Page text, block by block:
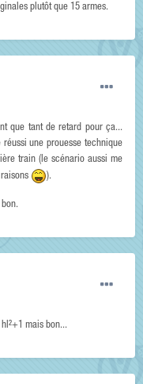
plutôt que 15 armes.
que tant de retard pour ça...
une prouesse technique
train (le scénario aussi me
).
mais bon...